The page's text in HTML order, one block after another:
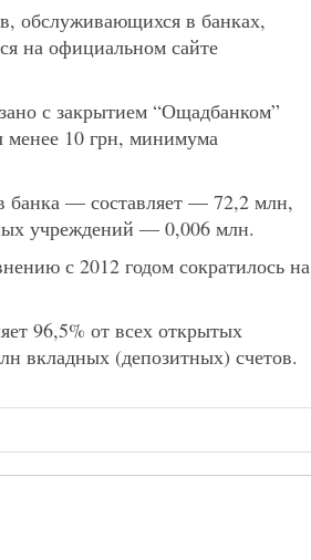
обслуживающихся в банках,
на официальном сайте
с закрытием “Ощадбанком”
менее 10 грн, минимума
банка — составляет — 72,2 млн,
учреждений — 0,006 млн.
с 2012 годом сократилось на
96,5% от всех открытых
вкладных (депозитных) счетов.